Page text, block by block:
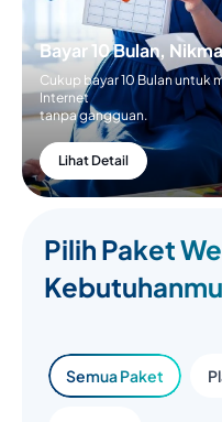
Bayar 10 Bulan,
Cukup bayar 10 Bulan untuk
Internet
tanpa gangguan.
Lihat Detail
Pilih Paket
Semua Paket